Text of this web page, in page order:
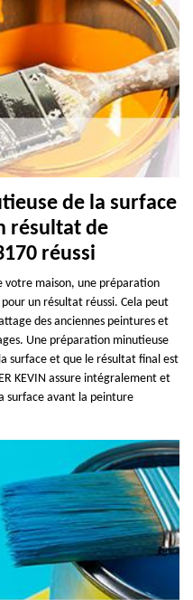
de la surface
résultat de
réussi
votre maison, une préparation
un résultat réussi. Cela peut
des anciennes peintures et
Une préparation minutieuse
surface et que le résultat final est
KEVIN assure intégralement et
surface avant la peinture